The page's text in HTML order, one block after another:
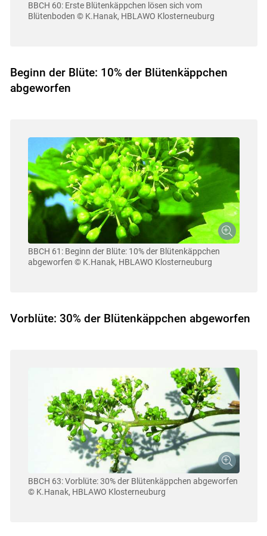
Skip to main content
BBCH 60: Erste Blütenkäppchen lösen sich vom
Blütenboden © K.Hanak, HBLAWO Klosterneuburg
Beginn der Blüte: 10% der Blütenkäppchen
abgeworfen
BBCH 61: Beginn der Blüte: 10% der Blütenkäppchen
abgeworfen © K.Hanak, HBLAWO Klosterneuburg
Vorblüte: 30% der Blütenkäppchen abgeworfen
BBCH 63: Vorblüte: 30% der Blütenkäppchen abgeworfen
© K.Hanak, HBLAWO Klosterneuburg